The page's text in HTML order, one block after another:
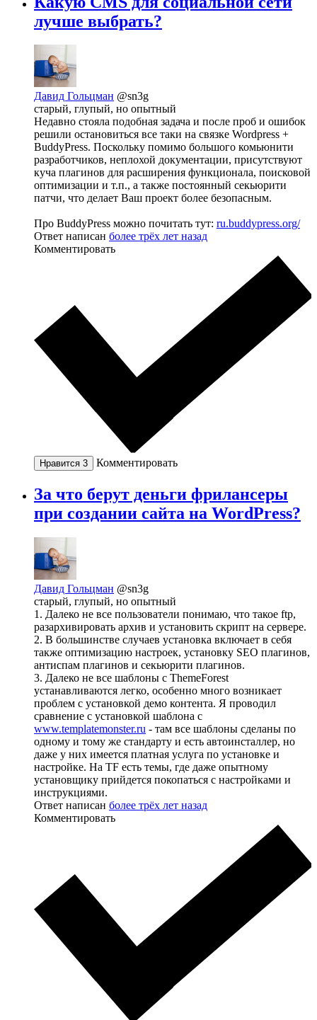
лучше выбрать?
Давид Гольцман @sn3g
старый, глупый, но опытный
Недавно стояла подобная задача и после проб и ошибок
решили остановиться все таки на связке Wordpress +
BuddyPress. Поскольку помимо большого комьюнити
разработчиков, неплохой документации, присутствуют
куча плагинов для расширения функционала, поисковой
оптимизации и т.п., а также постоянный секьюрити
патчи, что делает Ваш проект более безопасным.
Про BuddyPress можно почитать тут: ru.buddypress.org/
Ответ написан более трёх лет назад
Комментировать
Нравится 3 Комментировать
За что берут деньги фрилансеры
при создании сайта на WordPress?
Давид Гольцман @sn3g
старый, глупый, но опытный
1. Далеко не все пользователи понимаю, что такое ftp,
разархивировать архив и установить скрипт на сервере.
2. В большинстве случаев установка включает в себя
также оптимизацию настроек, установку SEO плагинов,
антиспам плагинов и секьюрити плагинов.
3. Далеко не все шаблоны с ThemeForest
устанавливаются легко, особенно много возникает
проблем с установкой демо контента. Я проводил
сравнение с установкой шаблона с
www.templatemonster.ru - там все шаблоны сделаны по
одному и тому же стандарту и есть автоинсталлер, но
даже у них имеется платная услуга по установке и
настройке. На TF есть темы, где даже опытному
установщику прийдется покопаться с настройками и
инструкциями.
Ответ написан более трёх лет назад
Комментировать